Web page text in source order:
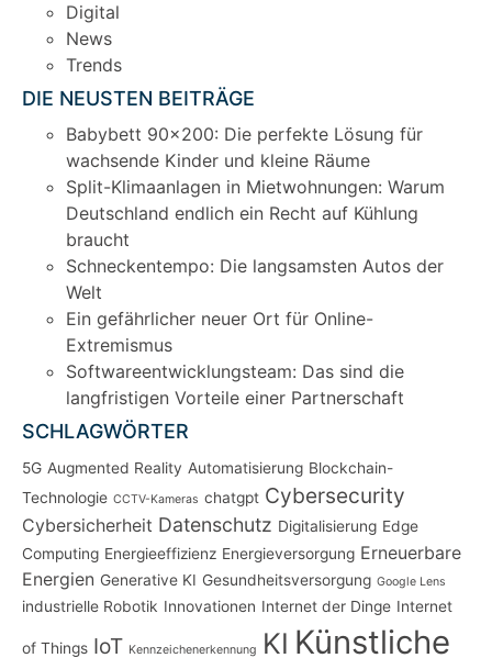
Digital
News
Trends
DIE NEUSTEN BEITRÄGE
Babybett 90×200: Die perfekte Lösung für
wachsende Kinder und kleine Räume
Split-Klimaanlagen in Mietwohnungen: Warum
Deutschland endlich ein Recht auf Kühlung
braucht
Schneckentempo: Die langsamsten Autos der
Welt
Ein gefährlicher neuer Ort für Online-
Extremismus
Softwareentwicklungsteam: Das sind die
langfristigen Vorteile einer Partnerschaft
SCHLAGWÖRTER
5G Augmented Reality Automatisierung Blockchain-
Technologie CCTV-Kameras chatgpt Cybersecurity
Cybersicherheit Datenschutz Digitalisierung Edge
Computing Energieeffizienz Energieversorgung Erneuerbare
Energien Generative KI Gesundheitsversorgung Google Lens
industrielle Robotik Innovationen Internet der Dinge Internet
of Things IoT Kennzeichenerkennung KI Künstliche